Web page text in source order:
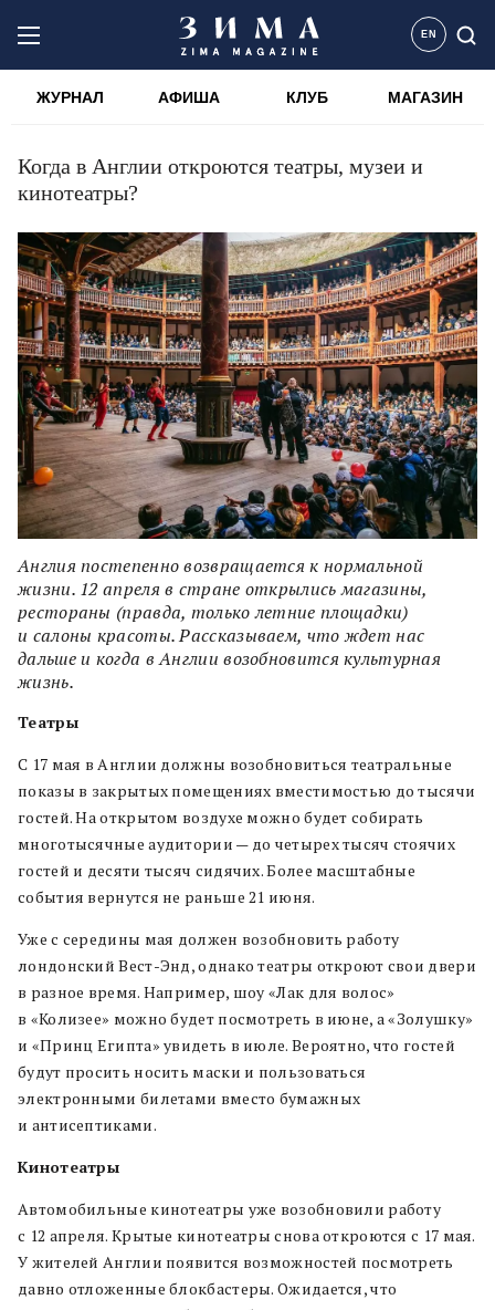
EN
ЖУРНАЛ АФИША КЛУБ МАГАЗИН
Когда в Англии откроются театры, музеи и
кинотеатры?
Англия постепенно возвращается к нормальной
жизни. 12 апреля в стране открылись магазины,
рестораны (правда, только летние площадки)
и салоны красоты. Рассказываем, что ждет нас
дальше и когда в Англии возобновится культурная
жизнь.
Театры
С 17 мая в Англии должны возобновиться театральные
показы в закрытых помещениях вместимостью до тысячи
гостей. На открытом воздухе можно будет собирать
многотысячные аудитории — до четырех тысяч стоячих
гостей и десяти тысяч сидячих. Более масштабные
события вернутся не раньше 21 июня.
Уже с середины мая должен возобновить работу
лондонский Вест-Энд, однако театры откроют свои двери
в разное время. Например, шоу «Лак для волос»
в «Колизее» можно будет посмотреть в июне, а «Золушку»
и «Принц Египта» увидеть в июле. Вероятно, что гостей
будут просить носить маски и пользоваться
электронными билетами вместо бумажных
и антисептиками.
Кинотеатры
Автомобильные кинотеатры уже возобновили работу
с 12 апреля. Крытые кинотеатры снова откроются с 17 мая.
У жителей Англии появится возможностей посмотреть
давно отложенные блокбастеры. Ожидается, что